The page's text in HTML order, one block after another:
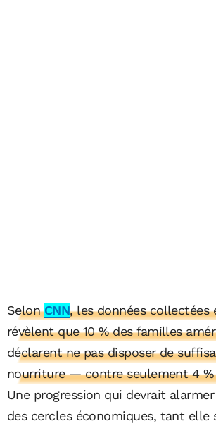
SelonCNN, les données collectées
révèlent que 10 % des familles
déclarent ne pas disposer de
nourriture — contre seulement 4 %
Une progression qui devrait
des cercles économiques, tant elle